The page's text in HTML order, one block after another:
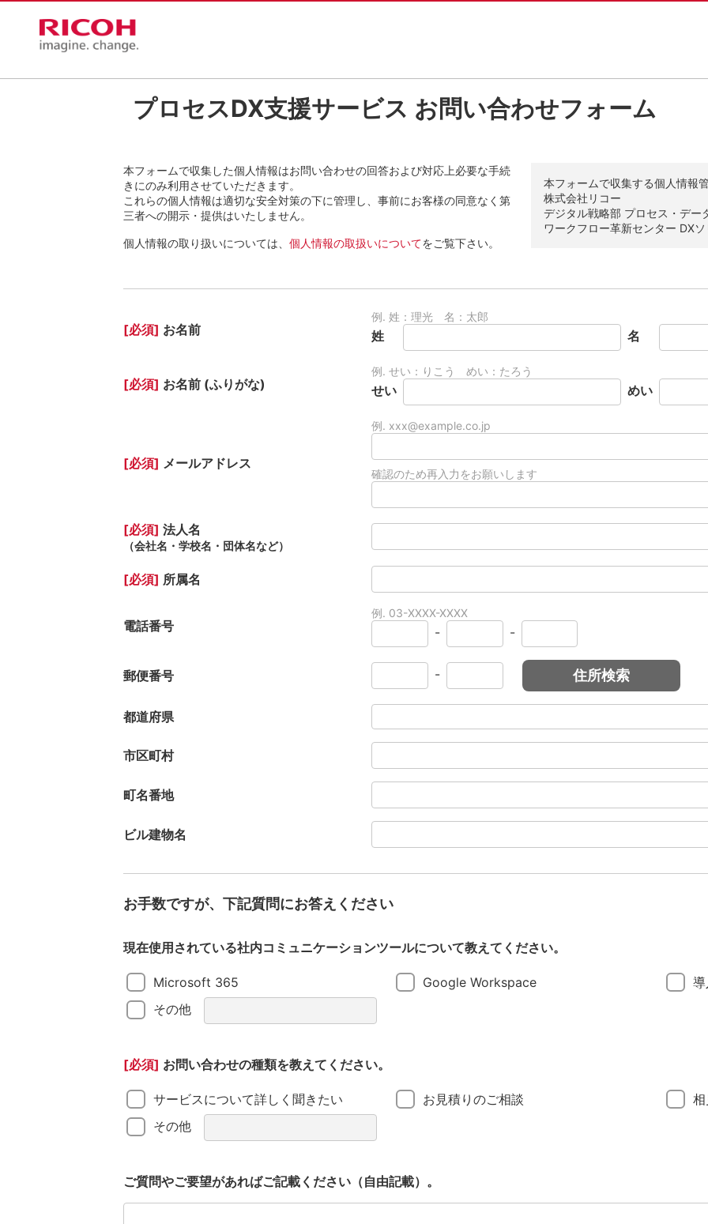
プロセスDX支援サービス お問い合わせフォーム
本フォームで収集した個人情報はお問い合わせの回答および対応上必要な手続
きにのみ利用させていただきます。
これらの個人情報は適切な安全対策の下に管理し、事前にお客様の同意なく第
三者への開示・提供はいたしません。
個人情報の取り扱いについては、 個人情報の取扱いについてをご覧下さい。
本フォームで収集する個人情報
株式会社リコー
デジタル戦略部 プロセス・デー
ワークフロー革新センター DX
[必須] お名前
例. 姓：理光 名：太郎
姓 名
[必須] お名前 (ふりがな)
例. せい：りこう めい：たろう
せい めい
[必須] メールアドレス
例. xxx@example.co.jp
確認のため再入力をお願いします
[必須] 法人名
（会社名・学校名・団体名など）
[必須] 所属名
電話番号
例. 03-XXXX-XXXX
- -
郵便番号 -
都道府県
市区町村
町名番地
ビル建物名
お手数ですが、下記質問にお答えください
現在使用されている社内コミュニケーションツールについて教えてください。
Microsoft 365 Google Workspace
その他
[必須] お問い合わせの種類を教えてください。
サービスについて詳しく聞きたい お見積りのご相談
その他
ご質問やご要望があればご記載ください（自由記載）。